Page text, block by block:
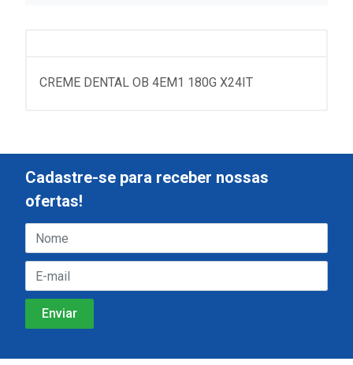
CREME DENTAL OB 4EM1 180G X24IT
Cadastre-se para receber nossas
ofertas!